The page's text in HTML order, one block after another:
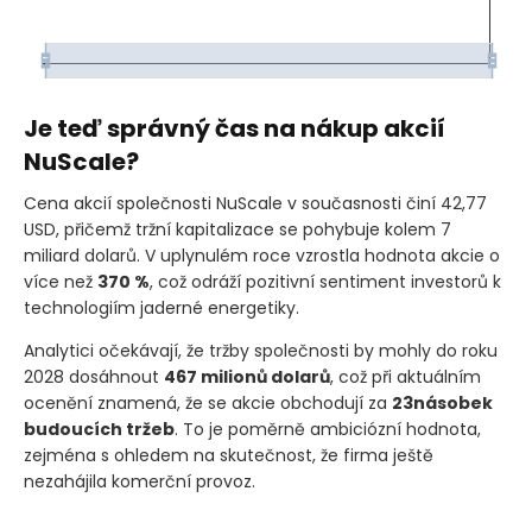
Je teď správný čas na nákup akcií
NuScale?
Cena akcií společnosti NuScale v současnosti činí 42,77
USD, přičemž tržní kapitalizace se pohybuje kolem 7
miliard dolarů. V uplynulém roce vzrostla hodnota akcie o
více než 370 %, což odráží pozitivní sentiment investorů k
technologiím jaderné energetiky.
Analytici očekávají, že tržby společnosti by mohly do roku
2028 dosáhnout 467 milionů dolarů, což při aktuálním
ocenění znamená, že se akcie obchodují za 23násobek
budoucích tržeb. To je poměrně ambiciózní hodnota,
zejména s ohledem na skutečnost, že firma ještě
nezahájila komerční provoz.